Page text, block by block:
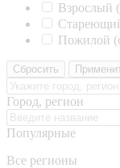
Взрослый
Пожилой
Сбросить
Город, регион
Популярные
Все регионы